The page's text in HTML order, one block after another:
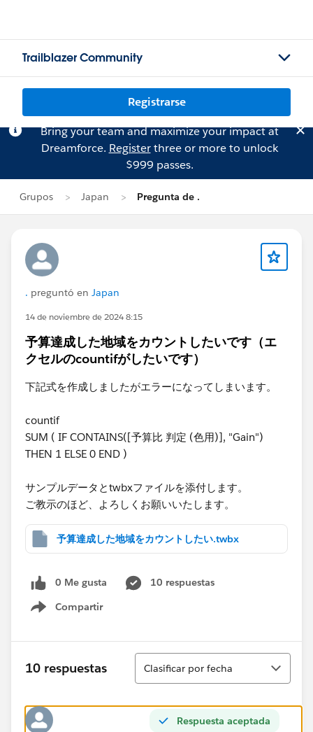
Trailblazer Community
Registrarse
Bring your team and maximize your impact at
Dreamforce. Registerthree or more to unlock
$999 passes.
Grupos Japan Pregunta de .
. preguntó en Japan
14 de noviembre de 2024 8:15
予算達成した地域をカウントしたいです（エ
クセルのcountifがしたいです）
下記式を作成しましたがエラーになってしまいます。
countif
SUM ( IF CONTAINS([予算比 判定 (色用)], "Gain")
THEN 1 ELSE 0 END )
サンプルデータとtwbxファイルを添付します。
ご教示のほど、よろしくお願いいたします。
予算達成した地域をカウントしたい.twbx
0 Me gusta
10 respuestas
Compartir
Show menu
10 respuestas
Ordenar
Clasificar por fecha
Respuesta aceptada